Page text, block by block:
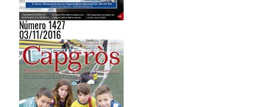
Número 1427
03/11/2016